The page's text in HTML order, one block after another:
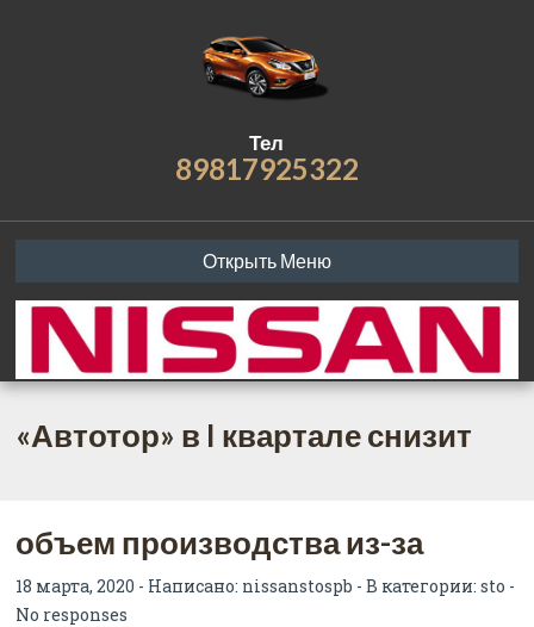
Тел
89817925322
Открыть Меню
«Автотор» в I квартале снизит
объем производства из-за
18 марта, 2020 - Написано: nissanstospb - В категории:sto -
No responses